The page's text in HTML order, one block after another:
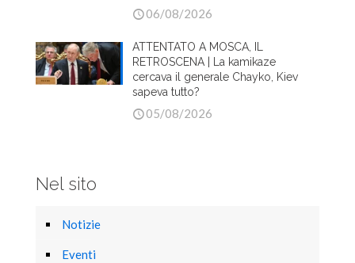
06/08/2026
ATTENTATO A MOSCA, IL
RETROSCENA | La kamikaze
cercava il generale Chayko, Kiev
sapeva tutto?
05/08/2026
Nel sito
Notizie
Eventi